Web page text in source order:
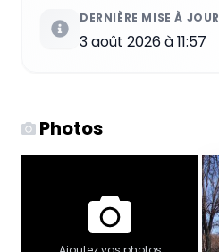
DERNIÈRE MISE À JOUR
3 août 2026 à 11:57
Photos